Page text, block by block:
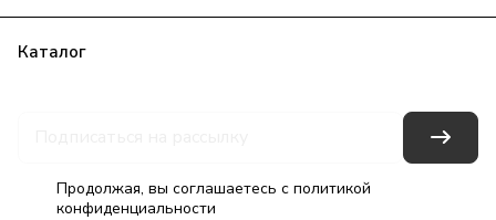
Каталог
Продолжая, вы соглашаетесь с политикой
конфиденциальности